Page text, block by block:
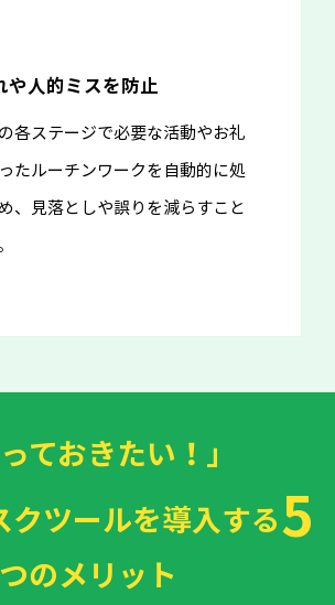
や人的ミスを防止
各ステージで必要な活動やお礼
たルーチンワークを自動的に処
、見落としや誤りを減らすこと
っておきたい！」
クツールを導入する5
つのメリット